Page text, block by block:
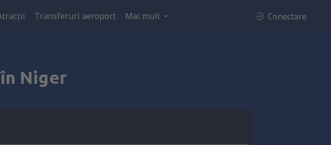
Transferuri aeroport Mai mult Conectare
în Niger